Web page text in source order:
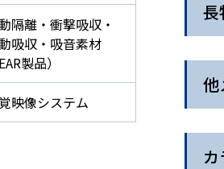
長
他
隔離・衝撃吸収・
吸収・吸音素材
EAR製品）
映像システム